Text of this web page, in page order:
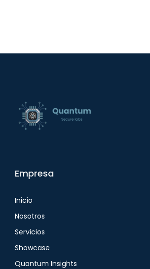
Empresa
Inicio
Nosotros
Servicios
Showcase
Quantum Insights